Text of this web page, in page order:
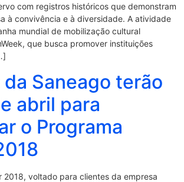
com registros históricos que demonstram
à convivência e à diversidade. A atividade
mundial de mobilização cultural
que busca promover instituições
Saneago terão
abril para
o Programa
2018, voltado para clientes da empresa